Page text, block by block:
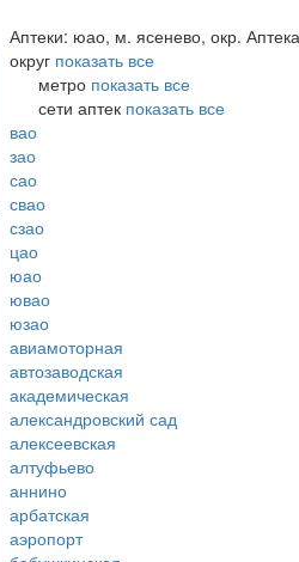
Аптеки: юао, м. ясенево, окр.
округ показать все
метро показать все
сети аптек показать все
вао
зао
сао
свао
сзао
цао
юао
ювао
юзао
авиамоторная
автозаводская
академическая
александровский сад
алексеевская
алтуфьево
аннино
арбатская
аэропорт